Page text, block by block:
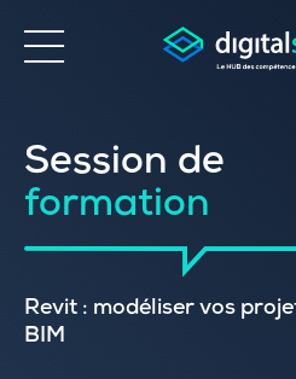
Accessibilité
Session de
formation
Revit : modéliser vos
BIM